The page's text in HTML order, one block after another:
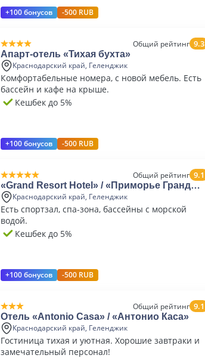
+100 бонусов -500 RUB
Общий рейтинг 9.3
Апарт-отель «Тихая бухта»
Краснодарский край, Геленджик
Комфортабельные номера, с новой мебель. Есть
бассейн и кафе на крыше.
Кешбек до 5%
+100 бонусов -500 RUB
Общий рейтинг 9.1
«Grand Resort Hotel» / «Приморье Гранд
Резорт»
Краснодарский край, Геленджик
Есть спортзал, спа-зона, бассейны с морской
водой.
Кешбек до 5%
+100 бонусов -500 RUB
Общий рейтинг 9.1
Отель «Antonio Casa» / «Антонио Каса»
Краснодарский край, Геленджик
Гостиница тихая и уютная. Хорошие завтраки и
замечательный персонал!